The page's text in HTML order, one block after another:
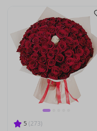
5 (273)